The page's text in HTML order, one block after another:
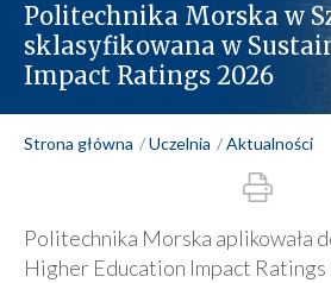
Politechnika Morska w
sklasyfikowana w
Impact Ratings 2026
Strona główna Uczelnia Aktualności
Politechnika Morska aplikowała
Higher Education Impact Ratings